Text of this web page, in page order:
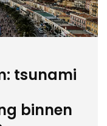
tsunami
binnen